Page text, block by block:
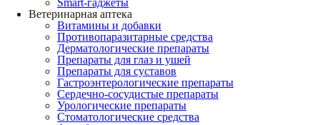
Smart-гаджеты
Ветеринарная аптека
Витамины и добавки
Противопаразитарные средства
Дерматологические препараты
Препараты для глаз и ушей
Препараты для суставов
Гастроэнтерологические препараты
Сердечно-сосудистые препараты
Урологические препараты
Стоматологические средства